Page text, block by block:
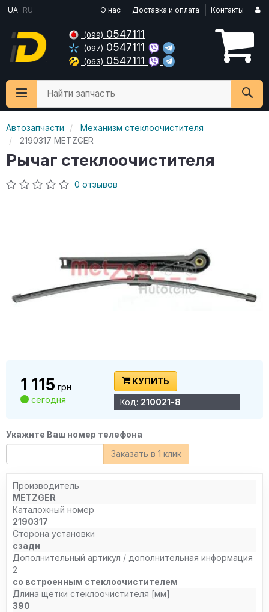
UA RU О нас Доставка и оплата Контакты
(099) 0547111
(097) 0547111
(063) 0547111
Найти запчасть
Автозапчасти
Механизм стеклоочистителя
2190317 METZGER
Рычаг стеклоочистителя
0 отзывов
1 115 грн
сегодня
КУПИТЬ
Код: 210021-8
Укажите Ваш номер телефона
Заказать в 1 клик
Производитель
METZGER
Каталожный номер
2190317
Сторона установки
сзади
Дополнительный артикул / дополнительная информация
2
со встроенным стеклоочистителем
Длина щетки стеклоочистителя [мм]
390